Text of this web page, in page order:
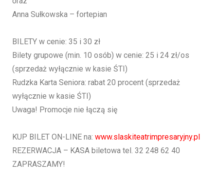
Anna Sułkowska – fortepian
BILETY w cenie: 35 i 30 zł
Bilety grupowe (min. 10 osób) w cenie: 25 i 24 zł/os
(sprzedaż wyłącznie w kasie ŚTI)
Rudzka Karta Seniora: rabat 20 procent (sprzedaż
wyłącznie w kasie ŚTI)
Uwaga! Promocje nie łączą się
KUP BILET ON-LINE na: www.slaskiteatrimpresaryjny.pl
REZERWACJA – KASA biletowa tel. 32 248 62 40
ZAPRASZAMY!